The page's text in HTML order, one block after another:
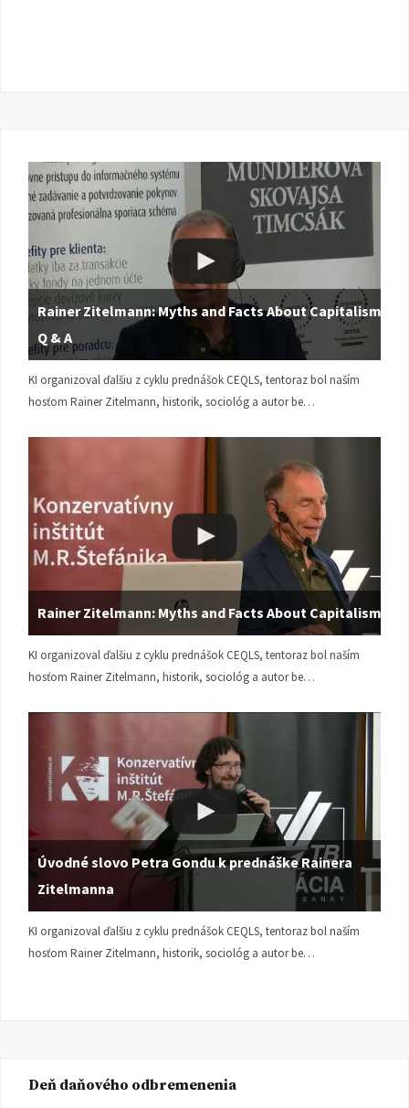
Rainer Zitelmann: Myths and Facts About Capitalism |
Q & A
KI organizoval ďalšiu z cyklu prednášok CEQLS, tentoraz bol naším
hosťom Rainer Zitelmann, historik, sociológ a autor be…
Rainer Zitelmann: Myths and Facts About Capitalism
KI organizoval ďalšiu z cyklu prednášok CEQLS, tentoraz bol naším
hosťom Rainer Zitelmann, historik, sociológ a autor be…
Úvodné slovo Petra Gondu k prednáške Rainera
Zitelmanna
KI organizoval ďalšiu z cyklu prednášok CEQLS, tentoraz bol naším
hosťom Rainer Zitelmann, historik, sociológ a autor be…
Deň daňového odbremenenia